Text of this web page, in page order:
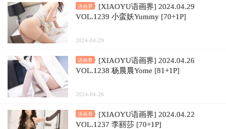
语画界
[XIAOYU语画界] 2024.04.29
VOL.1239 小蛮妖Yummy [70+1P]
2024-04-29
语画界
[XIAOYU语画界] 2024.04.26
VOL.1238 杨晨晨Yome [81+1P]
2024-04-26
语画界
[XIAOYU语画界] 2024.04.22
VOL.1237 李丽莎 [70+1P]